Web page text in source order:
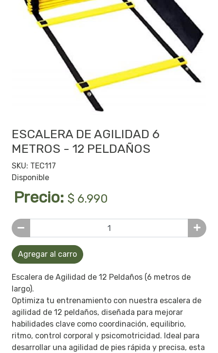
ESCALERA DE AGILIDAD 6
METROS - 12 PELDAÑOS
SKU: TEC117
Disponible
Precio: $ 6.990
Agregar al carro
Escalera de Agilidad de 12 Peldaños (6 metros de
largo).
Optimiza tu entrenamiento con nuestra escalera de
agilidad de 12 peldaños, diseñada para mejorar
habilidades clave como coordinación, equilibrio,
ritmo, control corporal y psicomotricidad. Ideal para
desarrollar una agilidad de pies rápida y precisa, esta